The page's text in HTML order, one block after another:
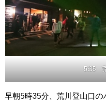
5:35
早朝5時35分、荒川登山口の